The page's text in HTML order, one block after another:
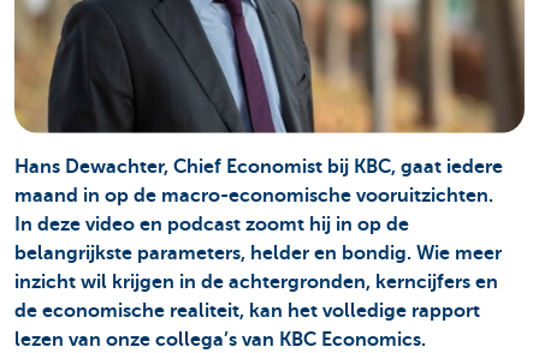
Hans Dewachter, Chief Economist bij KBC, gaat iedere
maand in op de macro-economische vooruitzichten.
In deze video en podcast zoomt hij in op de
belangrijkste parameters, helder en bondig. Wie meer
inzicht wil krijgen in de achtergronden, kerncijfers en
de economische realiteit, kan het volledige rapport
lezen van onze collega’s van KBC Economics.